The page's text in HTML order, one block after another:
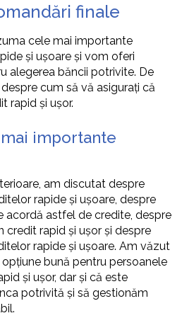
finale
cele mai importante
și ușoare și vom oferi
alegerea băncii potrivite. De
cum să vă asigurați că
rapid și ușor.
importante
am discutat despre
rapide și ușoare, despre
acordă astfel de credite, despre
credit rapid și ușor și despre
rapide și ușoare. Am văzut
bună pentru persoanele
și ușor, dar și că este
potrivită și să gestionăm